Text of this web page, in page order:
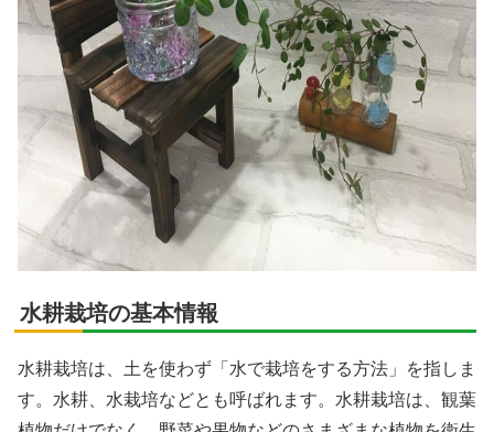
水耕栽培の基本情報
水耕栽培は、土を使わず「水で栽培をする方法」を指しま
す。水耕、水栽培などとも呼ばれます。水耕栽培は、観葉